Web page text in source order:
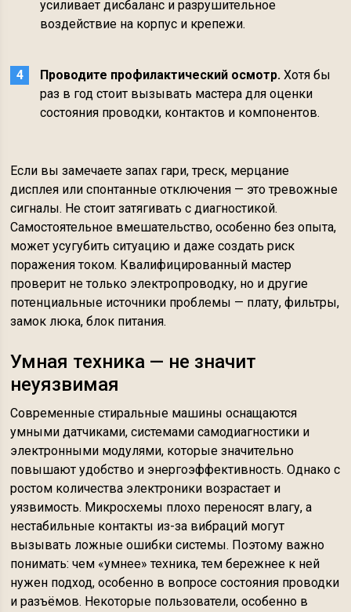
усиливает дисбаланс и разрушительное
воздействие на корпус и крепежи.
Проводите профилактический осмотр. Хотя бы
раз в год стоит вызывать мастера для оценки
состояния проводки, контактов и компонентов.
Если вы замечаете запах гари, треск, мерцание
дисплея или спонтанные отключения — это тревожные
сигналы. Не стоит затягивать с диагностикой.
Самостоятельное вмешательство, особенно без опыта,
может усугубить ситуацию и даже создать риск
поражения током. Квалифицированный мастер
проверит не только электропроводку, но и другие
потенциальные источники проблемы — плату, фильтры,
замок люка, блок питания.
Умная техника — не значит
неуязвимая
Современные стиральные машины оснащаются
умными датчиками, системами самодиагностики и
электронными модулями, которые значительно
повышают удобство и энергоэффективность. Однако с
ростом количества электроники возрастает и
уязвимость. Микросхемы плохо переносят влагу, а
нестабильные контакты из-за вибраций могут
вызывать ложные ошибки системы. Поэтому важно
понимать: чем «умнее» техника, тем бережнее к ней
нужен подход, особенно в вопросе состояния проводки
и разъёмов. Некоторые пользователи, особенно в